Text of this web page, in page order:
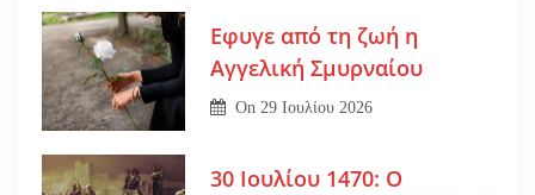
Εφυγε από τη ζωή η
Αγγελική Σμυρναίου
On29 Ιουλίου 2026
30 Ιουλίου 1470: Ο